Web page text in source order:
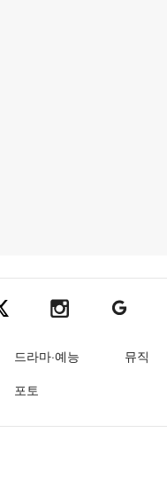
스북
아시아 엑스텐아시아 인스타그램
텐아시아
드라마·예능
뮤직
포토